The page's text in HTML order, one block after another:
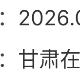
甘肃